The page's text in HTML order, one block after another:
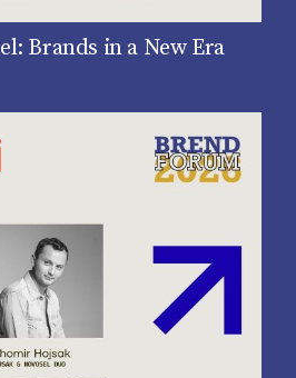
Brands in a New Era